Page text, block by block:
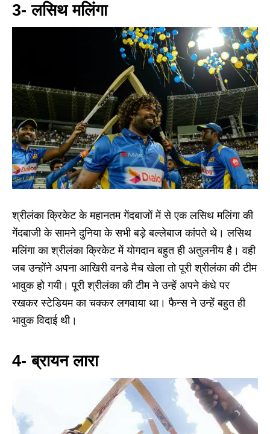
3- लसिथ मलिंगा
श्रीलंका क्रिकेट के महानतम गेंदबाजों में से एक लसिथ मलिंगा की
गेंदबाजी के सामने दुनिया के सभी बड़े बल्लेबाज कांपते थे। लसिथ
मलिंगा का श्रीलंका क्रिकेट में योगदान बहुत ही अतुलनीय है। वही
जब उन्होंने अपना आखिरी वनडे मैच खेला तो पूरी श्रीलंका की टीम
भावुक हो गयी। पूरी श्रीलंका की टीम ने उन्हें अपने कंधे पर
रखकर स्टेडियम का चक्कर लगवाया था। फैन्स ने उन्हें बहुत ही
भावुक विदाई थी।
4- ब्रायन लारा